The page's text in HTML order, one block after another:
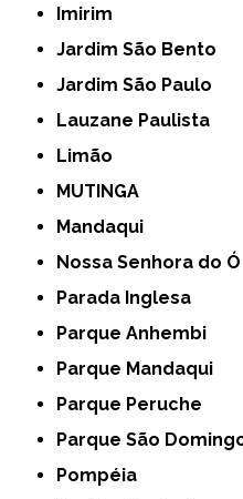
Imirim
Jardim São Bento
Jardim São Paulo
Lauzane Paulista
Limão
MUTINGA
Mandaqui
Nossa Senhora do Ó
Parada Inglesa
Parque Anhembi
Parque Mandaqui
Parque Peruche
Parque São
Pompéia